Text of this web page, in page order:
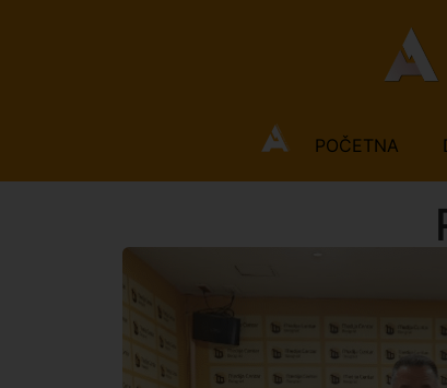
POČETNA